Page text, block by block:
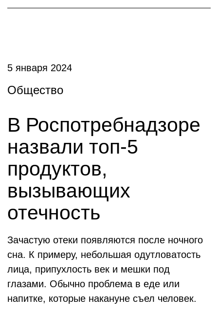
5 января 2024
Общество
В Роспотребнадзоре
назвали топ-5
продуктов,
вызывающих
отечность
Зачастую отеки появляются после ночного
сна. К примеру, небольшая одутловатость
лица, припухлость век и мешки под
глазами. Обычно проблема в еде или
напитке, которые накануне съел человек.